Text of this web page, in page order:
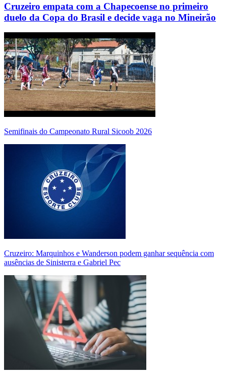
Cruzeiro empata com a Chapecoense no primeiro
duelo da Copa do Brasil e decide vaga no Mineirão
Semifinais do Campeonato Rural Sicoob 2026
Cruzeiro: Marquinhos e Wanderson podem ganhar sequência com
ausências de Sinisterra e Gabriel Pec